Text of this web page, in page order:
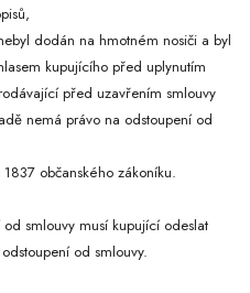
dodán na hmotném nosiči a byl
kupujícího před uplynutím
před uzavřením smlouvy
nemá právo na odstoupení od
občanského zákoníku.
smlouvy musí kupující odeslat
od smlouvy.